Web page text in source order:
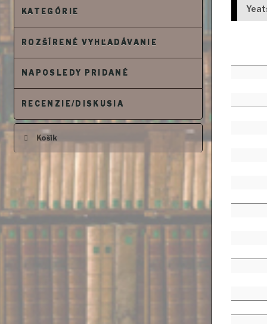
KATEGÓRIE
ROZŠÍRENÉ VYHĽADÁVANIE
NAPOSLEDY PRIDANÉ
RECENZIE/DISKUSIA
Košík